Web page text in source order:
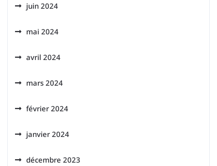
juin 2024
mai 2024
avril 2024
mars 2024
février 2024
janvier 2024
décembre 2023